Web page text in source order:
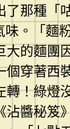
那種「
。「麵
的麵團
穿著西
！綠燈
醬秘笈